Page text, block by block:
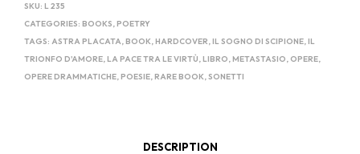
SKU: L 235
CATEGORIES: BOOKS,POETRY
TAGS: ASTRA PLACATA,BOOK,HARDCOVER,IL SOGNO DI SCIPIONE,IL
TRIONFO D'AMORE,LA PACE TRA LE VIRTÙ,LIBRO,METASTASIO, OPERE,
OPERE DRAMMATICHE,POESIE,RARE BOOK,SONETTI
DESCRIPTION